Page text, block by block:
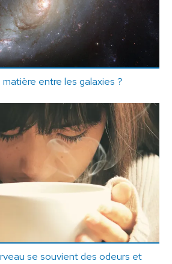
matière entre les galaxies ?
se souvient des odeurs et